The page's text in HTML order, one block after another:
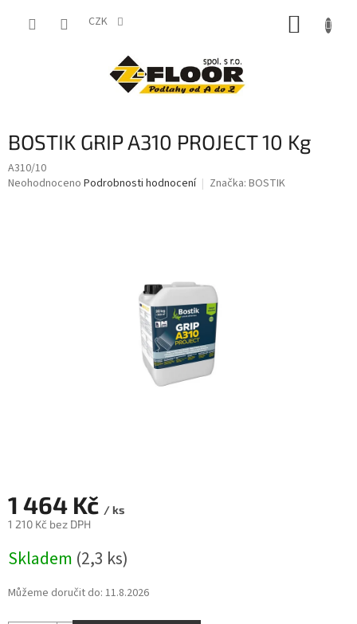
CZK
BOSTIK GRIP A310 PROJECT 10 Kg
A310/10
Průměrné
Neohodnoceno Podrobnosti hodnocení Značka: BOSTIK
1 464 Kč / ks
1 210 Kč bez DPH
cena:
Skladem (2,3 ks)
Můžeme doručit do: 11.8.2026